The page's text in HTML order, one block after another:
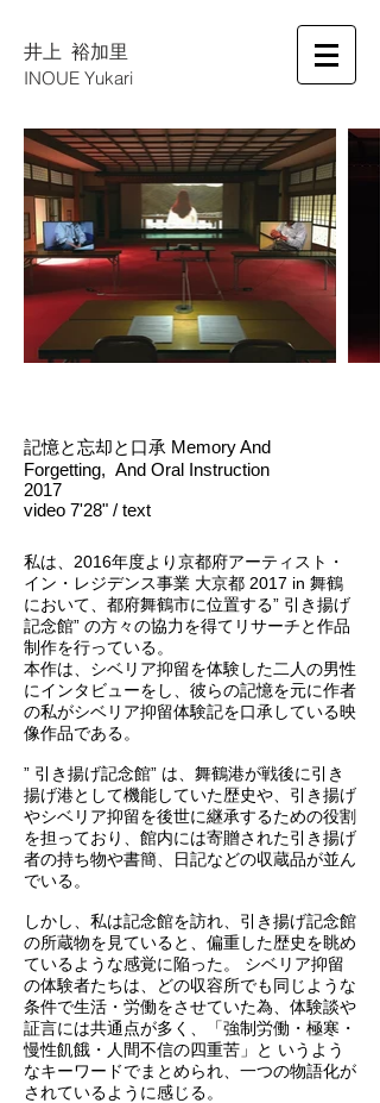
井上 裕加里
INOUE Yukari
記憶と忘却と口承 Memory And
Forgetting, And Oral Instruction ​
2017
video 7'28" / text
私は、2016年度より京都府アーティスト・
イン・レジデンス事業 大京都 2017 in 舞鶴
において、都府舞鶴市に位置する” 引き揚げ
記念館” の方々の協力を得てリサーチと作品
制作を行っている。
本作は、シベリア抑留を体験した二人の男性
にインタビューをし、彼らの記憶を元に作者
の私がシベリア抑留体験記を口承している映
像作品である。
” 引き揚げ記念館” は、舞鶴港が戦後に引き
揚げ港として機能していた歴史や、引き揚げ
やシベリア抑留を後世に継承するための役割
を担っており、館内には寄贈された引き揚げ
者の持ち物や書簡、日記などの収蔵品が並ん
でいる。
しかし、私は記念館を訪れ、引き揚げ記念館
の所蔵物を見ていると、偏重した歴史を眺め
ているような感覚に陥った。 シベリア抑留
の体験者たちは、どの収容所でも同じような
条件で生活・労働をさせていた為、体験談や
証言には共通点が多く、「強制労働・極寒・
慢性飢餓・人間不信の四重苦」と いうよう
なキーワードでまとめられ、一つの物語化が
されているように感じる。